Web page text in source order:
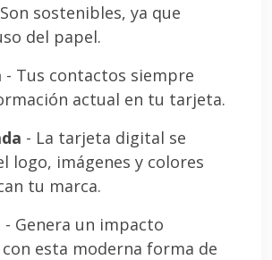
sostenibles, ya que
del papel.
- Tus contactos siempre
actual en tu tarjeta.
- La tarjeta digital se
logo, imágenes y colores
tu marca.
- Genera un impacto
esta moderna forma de